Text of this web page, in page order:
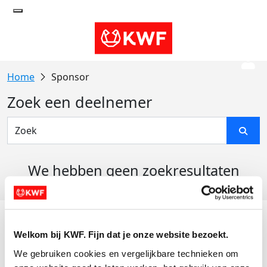
Welkom bij KWF. Fijn dat je onze website bezoekt.
We gebruiken cookies en vergelijkbare technieken om
Sponsor
Zoek een deelnemer
We hebben geen zoekresultaten
Actiematerialen
Evenementen